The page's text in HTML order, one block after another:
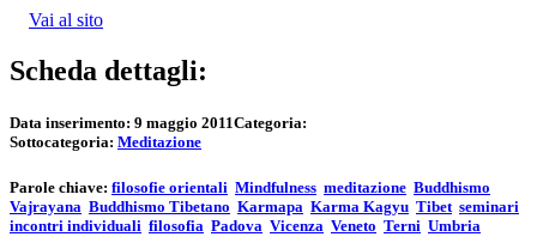
Vai al sito
Scheda dettagli:
Data inserimento: 9 maggio 2011Categoria:
Sottocategoria: Meditazione
Parole chiave: filosofie orientali Mindfulness meditazione Buddhismo
Vajrayana Buddhismo Tibetano Karmapa Karma Kagyu Tibet seminari
incontri individuali filosofia Padova Vicenza Veneto Terni Umbria